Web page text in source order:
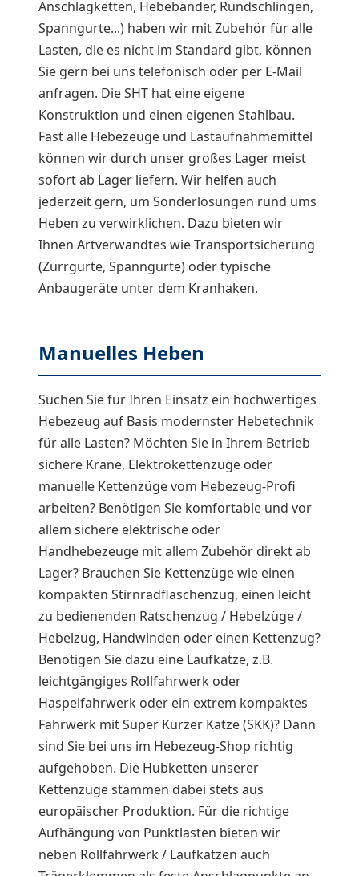
Anschlagketten, Hebebänder, Rundschlingen,
Spanngurte...) haben wir mit Zubehör für alle
Lasten, die es nicht im Standard gibt, können
Sie gern bei uns telefonisch oder per E-Mail
anfragen. Die SHT hat eine eigene
Konstruktion und einen eigenen Stahlbau.
Fast alle Hebezeuge und Lastaufnahmemittel
können wir durch unser großes Lager meist
sofort ab Lager liefern. Wir helfen auch
jederzeit gern, um Sonderlösungen rund ums
Heben zu verwirklichen. Dazu bieten wir
Ihnen Artverwandtes wie Transportsicherung
(Zurrgurte, Spanngurte) oder typische
Anbaugeräte unter dem Kranhaken.
Manuelles Heben
Suchen Sie für Ihren Einsatz ein hochwertiges
Hebezeug auf Basis modernster Hebetechnik
für alle Lasten? Möchten Sie in Ihrem Betrieb
sichere Krane, Elektrokettenzüge oder
manuelle Kettenzüge vom Hebezeug-Profi
arbeiten? Benötigen Sie komfortable und vor
allem sichere elektrische oder
Handhebezeuge mit allem Zubehör direkt ab
Lager? Brauchen Sie Kettenzüge wie einen
kompakten Stirnradflaschenzug, einen leicht
zu bedienenden Ratschenzug / Hebelzüge /
Hebelzug, Handwinden oder einen Kettenzug?
Benötigen Sie dazu eine Laufkatze, z.B.
leichtgängiges Rollfahrwerk oder
Haspelfahrwerk oder ein extrem kompaktes
Fahrwerk mit Super Kurzer Katze (SKK)? Dann
sind Sie bei uns im Hebezeug-Shop richtig
aufgehoben. Die Hubketten unserer
Kettenzüge stammen dabei stets aus
europäischer Produktion. Für die richtige
Aufhängung von Punktlasten bieten wir
neben Rollfahrwerk / Laufkatzen auch